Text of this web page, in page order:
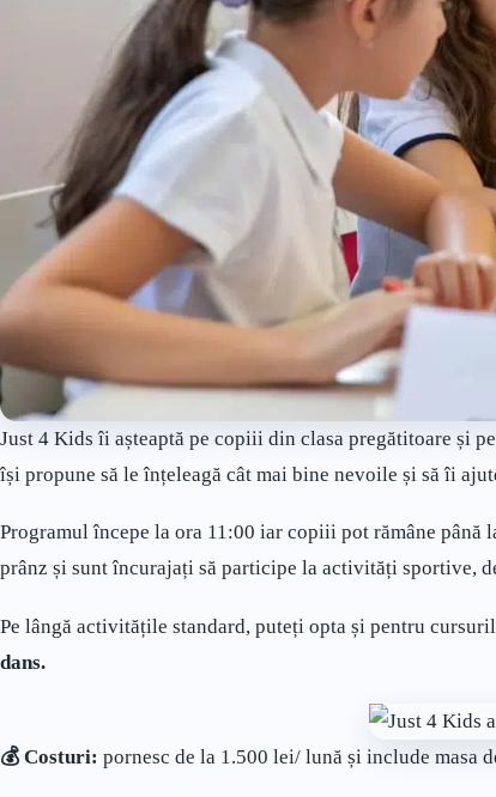
Just 4 Kids îi așteaptă pe copiii din clasa pregătitoare și
își propune să le înțeleagă cât mai bine nevoile și să îi
Programul începe la ora 11:00 iar copiii pot rămâne până
prânz și sunt încurajați să participe la activități sportive,
Pe lângă activitățile standard, puteți opta și pentru
dans.
💰 Costuri: pornesc de la 1.500 lei/ lună și include masa